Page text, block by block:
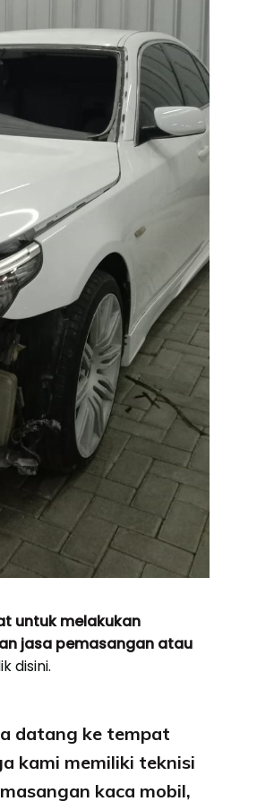
untuk melakukan
jasa pemasangan atau
disini.
datang ke tempat
kami memiliki teknisi
kaca mobil,